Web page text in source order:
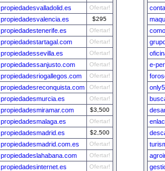
propiedadesvalladolid.es Ofertar!
propiedadesvalencia.es $295
propiedadestenerife.es Ofertar!
propiedadestartagal.com Ofertar!
propiedadessevilla.es Ofertar!
propiedadessanjusto.com Ofertar!
propiedadesriogallegos.com Ofertar!
propiedadesreconquista.com Ofertar!
propiedadesmurcia.es Ofertar!
propiedadesmiramar.com $3,500
propiedadesmalaga.es Ofertar!
propiedadesmadrid.es $2,500
propiedadesmadrid.com.es Ofertar!
propiedadeslahabana.com Ofertar!
propiedadesinternet.es Ofertar!
e-